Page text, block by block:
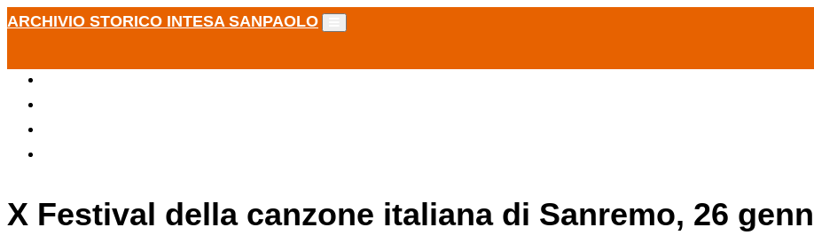
ARCHIVIO STORICO INTESA SANPAOLO
X Festival della canzone italiana di Sanremo, 26